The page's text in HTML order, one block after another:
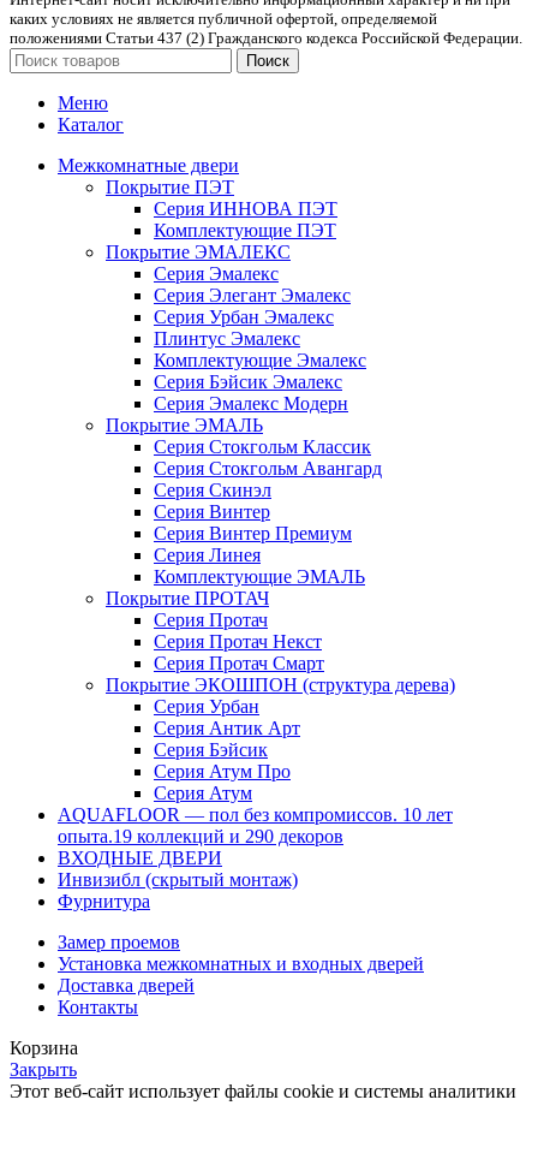
каких условиях не является публичной офертой, определяемой
положениями Статьи 437 (2) Гражданского кодекса Российской Федерации.
Поиск
Меню
Каталог
Межкомнатные двери
Покрытие ПЭТ
Серия ИННОВА ПЭТ
Комплектующие ПЭТ
Покрытие ЭМАЛЕКС
Серия Эмалекс
Серия Элегант Эмалекс
Серия Урбан Эмалекс
Плинтус Эмалекс
Комплектующие Эмалекс
Серия Бэйсик Эмалекс
Серия Эмалекс Модерн
Покрытие ЭМАЛЬ
Серия Стокгольм Классик
Серия Стокгольм Авангард
Серия Скинэл
Серия Винтер
Серия Винтер Премиум
Серия Линея
Комплектующие ЭМАЛЬ
Покрытие ПРОТАЧ
Серия Протач
Серия Протач Некст
Серия Протач Смарт
Покрытие ЭКОШПОН (структура дерева)
Серия Урбан
Серия Антик Арт
Серия Бэйсик
Серия Атум Про
Серия Атум
AQUAFLOOR — пол без компромиссов. 10 лет
опыта.19 коллекций и 290 декоров
ВХОДНЫЕ ДВЕРИ
Инвизибл (скрытый монтаж)
Фурнитура
Замер проемов
Установка межкомнатных и входных дверей
Доставка дверей
Контакты
Корзина
Закрыть
Этот веб-сайт использует файлы cookie и системы аналитики